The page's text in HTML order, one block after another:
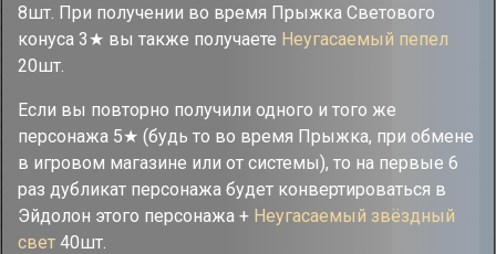
8шт. При получении во время Прыжка Светового
конуса 3★ вы также получаете Неугасаемый пепел
20шт.
Если вы повторно получили одного и того же
персонажа 5★ (будь то во время Прыжка, при обмене
в игровом магазине или от системы), то на первые 6
раз дубликат персонажа будет конвертироваться в
Эйдолон этого персонажа + Неугасаемый звёздный
свет 40шт.